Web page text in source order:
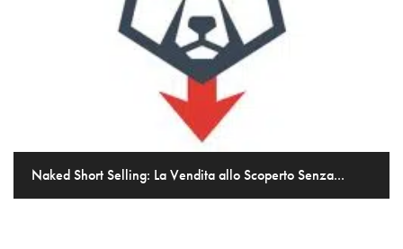
Naked Short Selling: La Vendita allo Scoperto Senza...